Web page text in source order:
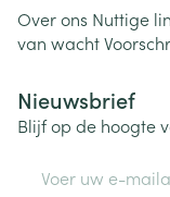
Over ons Nuttige
van wacht
Nieuwsbrief
Blijf op de hoogte